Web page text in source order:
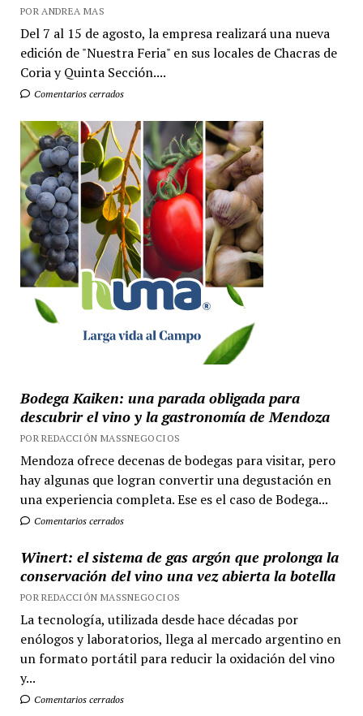
POR ANDREA MAS
Del 7 al 15 de agosto, la empresa realizará una nueva
edición de "Nuestra Feria" en sus locales de Chacras de
Coria y Quinta Sección....
Comentarios cerrados
Bodega Kaiken: una parada obligada para
descubrir el vino y la gastronomía de Mendoza
POR REDACCIÓN MASSNEGOCIOS
Mendoza ofrece decenas de bodegas para visitar, pero
hay algunas que logran convertir una degustación en
una experiencia completa. Ese es el caso de Bodega...
Comentarios cerrados
Winert: el sistema de gas argón que prolonga la
conservación del vino una vez abierta la botella
POR REDACCIÓN MASSNEGOCIOS
La tecnología, utilizada desde hace décadas por
enólogos y laboratorios, llega al mercado argentino en
un formato portátil para reducir la oxidación del vino
y...
Comentarios cerrados